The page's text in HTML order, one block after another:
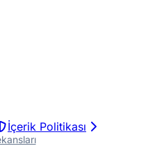
İçerik Politikası